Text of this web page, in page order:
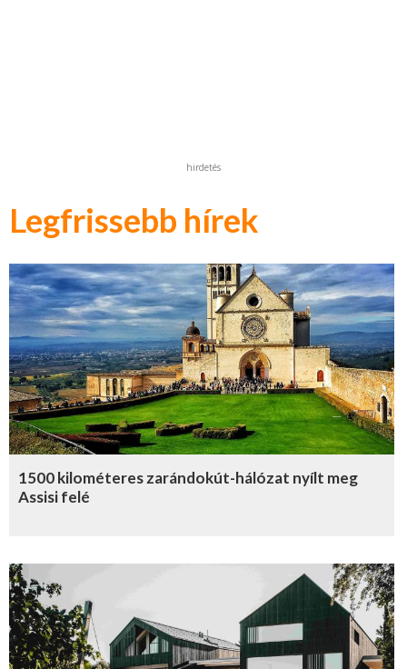
hirdetés
Legfrissebb hírek
1500 kilométeres zarándokút-hálózat nyílt meg
Assisi felé